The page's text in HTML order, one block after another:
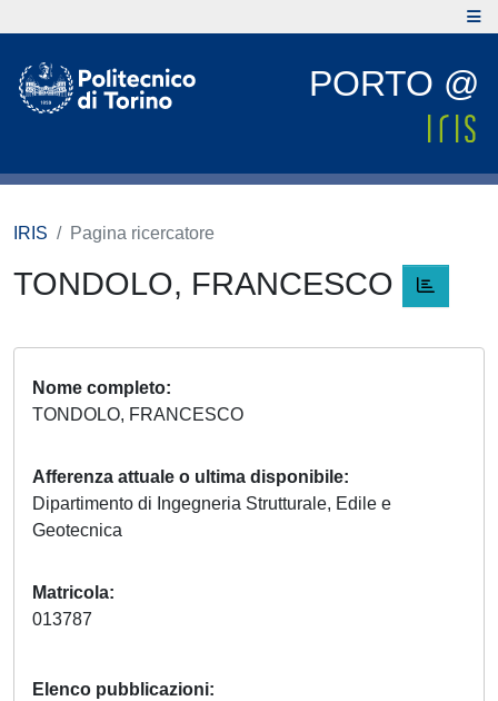
PORTO @
IRIS Pagina ricercatore
TONDOLO, FRANCESCO
Nome completo
TONDOLO, FRANCESCO
Afferenza attuale o ultima disponibile
Dipartimento di Ingegneria Strutturale, Edile e
Geotecnica
Matricola
013787
Elenco pubblicazioni